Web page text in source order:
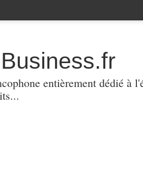
entièrement dédié à